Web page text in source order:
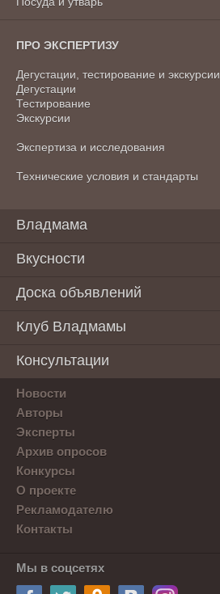
ПРО ЭКСПЕРТИЗУ
Дегустации, тестирование и экскурсии
Дегустации
Тестирование
Экскурсии
Экспертиза и исследования
Технические условия и стандарты
Владмама
Вкусности
Доска объявлений
Клуб Владмамы
Консультации
Новости
Авторы
Эксперты
Архив опросов
Конкурсы
О проекте
Рекламодателю
Контакты
Мы в соцсетях